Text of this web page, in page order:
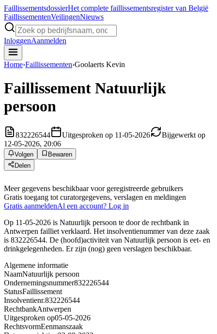
FaillissementsdossierHet complete faillissementsregister van België
FaillissementenVeilingenNieuws
InloggenAanmelden
Home›Faillissementen›Goolaerts Kevin
Faillissement Natuurlijk
persoon
832226544 Uitgesproken op 11-05-2026
Bijgewerkt op
12-05-2026, 20:06
Volgen
Bewaren
Delen
Meer gegevens beschikbaar voor geregistreerde gebruikers
Gratis toegang tot curatorgegevens, verslagen en meldingen
Gratis aanmeldenAl een account? Log in
Op 11-05-2026 is Natuurlijk persoon te door de rechtbank in
Antwerpen failliet verklaard. Het insolventienummer van deze zaak
is 832226544. De (hoofd)activiteit van Natuurlijk persoon is eet- en
drinkgelegenheden. Er zijn (nog) geen verslagen beschikbaar.
Algemene informatie
NaamNatuurlijk persoon
Ondernemingsnummer832226544
StatusFaillissement
Insolventienr.832226544
RechtbankAntwerpen
Uitgesproken op05-05-2026
RechtsvormEenmanszaak